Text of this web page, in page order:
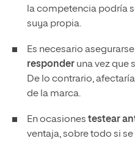
la competencia podría
suya propia.
Es necesario
responder una vez que
De lo contrario,
de la marca.
En ocasiones testear
ventaja, sobre todo si